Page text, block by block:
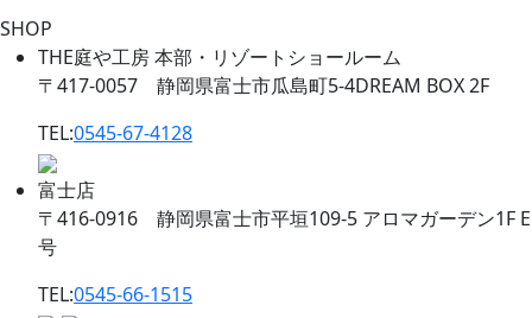
SHOP
THE庭や工房 本部・リゾートショールーム
〒417-0057 静岡県富士市瓜島町5-4DREAM BOX 2F
TEL:0545-67-4128
富士店
〒416-0916 静岡県富士市平垣109-5 アロマガーデン1F E
号
TEL:0545-66-1515